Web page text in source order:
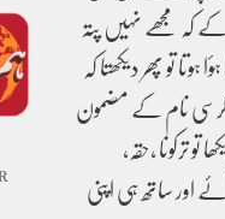
کہ مجھے نہیں پتہ
تو پھر دیکھتا کہ
کرسی نام کے مضمون
،حقہ،
اور ساتھ ہی اپنی